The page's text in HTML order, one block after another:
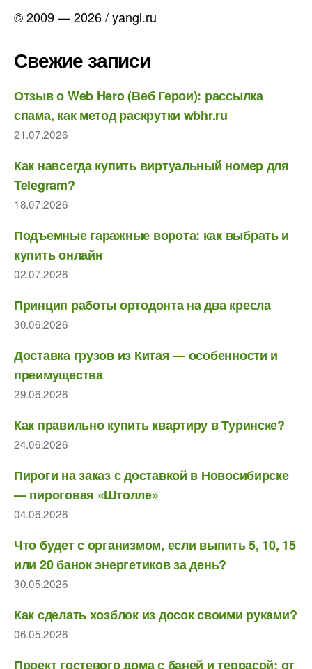
© 2009 — 2026 / yangl.ru
Свежие записи
Отзыв о Web Hero (Веб Герои): рассылка
спама, как метод раскрутки wbhr.ru
21.07.2026
Как навсегда купить виртуальный номер для
Telegram?
18.07.2026
Подъемные гаражные ворота: как выбрать и
купить онлайн
02.07.2026
Принцип работы ортодонта на два кресла
30.06.2026
Доставка грузов из Китая — особенности и
преимущества
29.06.2026
Как правильно купить квартиру в Туринске?
24.06.2026
Пироги на заказ с доставкой в Новосибирске
— пироговая «Штолле»
04.06.2026
Что будет с организмом, если выпить 5, 10, 15
или 20 банок энергетиков за день?
30.05.2026
Как сделать хозблок из досок своими руками?
06.05.2026
Проект гостевого дома с баней и террасой: от